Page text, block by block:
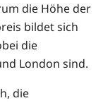
die Höhe der
bildet sich
die
London sind.
die